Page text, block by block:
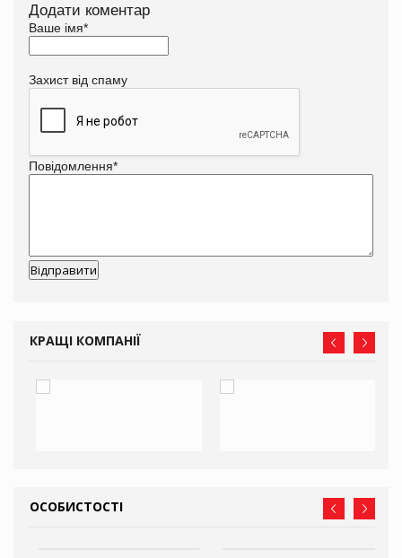
Додати коментар
Ваше імя*
Захист від спаму
Повідомлення*
КРАЩІ КОМПАНІЇ
ОСОБИСТОСТІ